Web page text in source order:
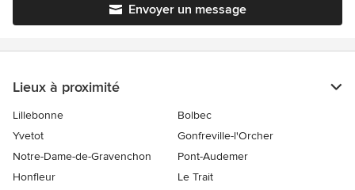
Envoyer un message
Lieux à proximité
Lillebonne
Bolbec
Yvetot
Gonfreville-l'Orcher
Notre-Dame-de-Gravenchon
Pont-Audemer
Honfleur
Le Trait